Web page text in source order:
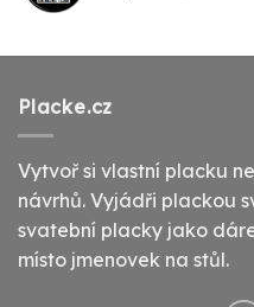
Placke.cz
Vytvoř si vlastní placku
návrhů. Vyjádři plackou
svatební placky jako
místo jmenovek na stůl.